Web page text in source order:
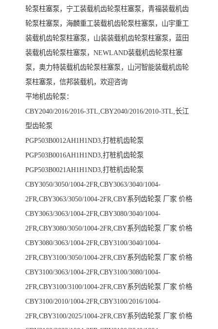
轮泵柱塞泵，宁工装载机齿轮泵柱塞泵，青福装载机齿
轮泵柱塞泵，海麟重工装载机齿轮泵柱塞泵，山宇重工
装载机齿轮泵柱塞泵，山装装载机齿轮泵柱塞泵，蓝田
装载机齿轮泵柱塞泵，NEWLAND装载机齿轮泵柱塞
泵，奥力特装载机齿轮泵柱塞泵，山河智能装载机齿轮
泵柱塞泵，信邦装载机，欢迎咨询
平地机齿轮泵：
CBY2040/2016/2016-3TL,CBY2040/2016/2010-3TL,长江
型齿轮泵
PGP503B0012AH1H1ND3,打桩机齿轮泵
PGP503B0016AH1H1ND3,打桩机齿轮泵
PGP503B0021AH1H1ND3,打桩机齿轮泵
CBY3050/3050/1004-2FR,CBY3063/3040/1004-
2FR,CBY3063/3050/1004-2FR,CBY系列齿轮泵 厂家 价格
CBY3063/3063/1004-2FR,CBY3080/3040/1004-
2FR,CBY3080/3050/1004-2FR,CBY系列齿轮泵 厂家 价格
CBY3080/3063/1004-2FR,CBY3100/3040/1004-
2FR,CBY3100/3050/1004-2FR,CBY系列齿轮泵 厂家 价格
CBY3100/3063/1004-2FR,CBY3100/3080/1004-
2FR,CBY3100/3100/1004-2FR,CBY系列齿轮泵 厂家 价格
CBY3100/2010/1004-2FR,CBY3100/2016/1004-
2FR,CBY3100/2025/1004-2FR,CBY系列齿轮泵 厂家 价格